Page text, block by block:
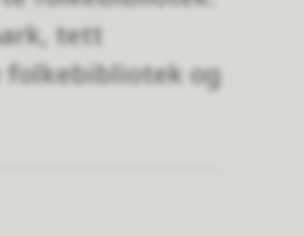
tett
folkebibliotek og